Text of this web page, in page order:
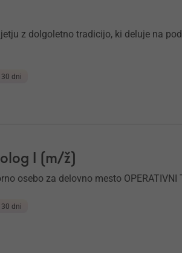
z dolgoletno tradicijo, ki deluje na
30 dni
I (m/ž)
osebo za delovno mesto OPERATIVNI
30 dni